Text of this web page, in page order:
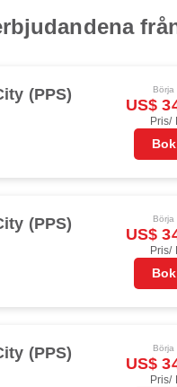
(PPS) Börja
US$
Pris/
Bok
(PPS) Börja
US$
Pris/
Bok
(PPS) Börja
US$
Pris/